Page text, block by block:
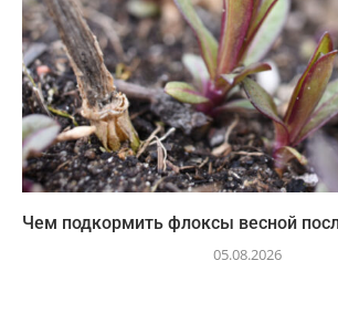
Чем подкормить флоксы весной
05.08.2026